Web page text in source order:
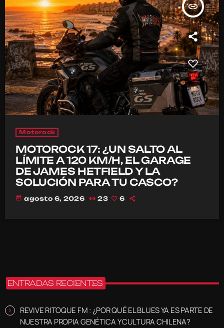
insert_link
Motorock
MOTOROCK 17: ¿UN SALTO AL
LÍMITE A 120 KM/H, EL GARAGE
DE JAMES HETFIELD Y LA
SOLUCIÓN PARA TU CASCO?
today agosto 6, 2026 23 6
ENTRADAS RECIENTES
REVIVE RITOQUE FM : ¿POR QUÉ EL BLUES YA ES PARTE DE
NUESTRA PROPIA GENÉTICA Y CULTURA CHILENA?